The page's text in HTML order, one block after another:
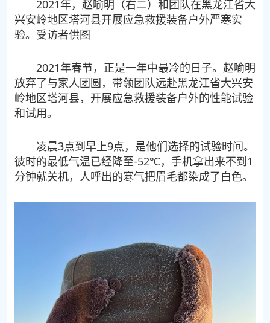
2021年，赵喻明（右二）和团队在黑龙江省大
兴安岭地区塔河县开展应急救援装备户外严寒实
验。受访者供图
2021年春节，正是一年中最冷的日子。赵喻明
放弃了与家人团圆，带领团队远赴黑龙江省大兴安
岭地区塔河县，开展应急救援装备户外的性能试验
和试用。
凌晨3点到早上9点，是他们选择的试验时间。
彼时的最低气温已经降至-52℃，手机拿出来不到1
分钟就关机，人呼出的寒气把眉毛都染成了白色。